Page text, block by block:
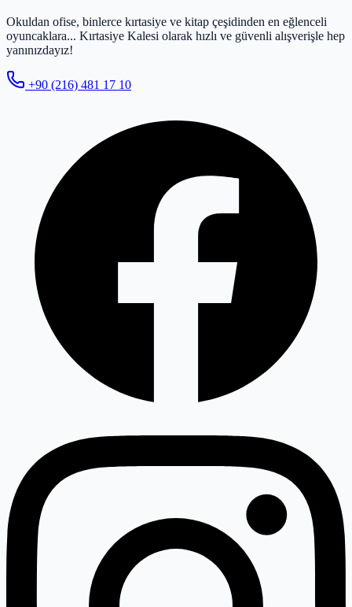
Okuldan ofise, binlerce kırtasiye ve kitap çeşidinden en eğlenceli
oyuncaklara... Kırtasiye Kalesi olarak hızlı ve güvenli alışverişle hep
yanınızdayız!
+90 (216) 481 17 10